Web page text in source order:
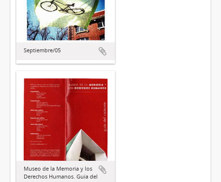
Septiembre/05
Museo de la Memoria y los
Derechos Humanos. Guía del